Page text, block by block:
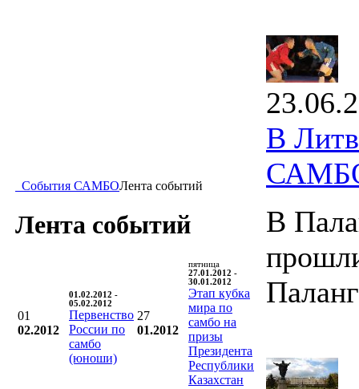
События САМБОЛента событий
Лента событий
01
02.2012
01.02.2012 -
05.02.2012
Первенство
России по
самбо
(юноши)
27
01.2012
пятница
27.01.2012 -
30.01.2012
Этап кубка
мира по
самбо на
призы
Президента
Республики
Казахстан
В
В